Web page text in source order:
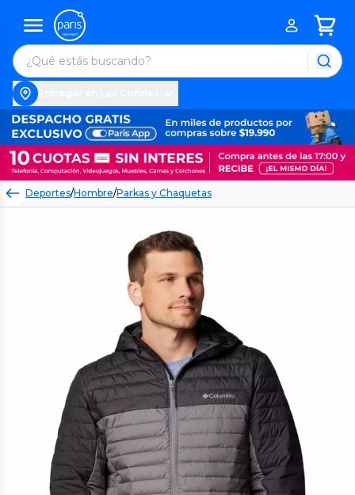
Deportes/Hombre/Parkas y Chaquetas